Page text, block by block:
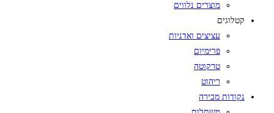
מוצרים נלווים
קטלוגים
עציצים ואדניות
פרימיום
טרקוטה
ריהוט
נקודות מכירה